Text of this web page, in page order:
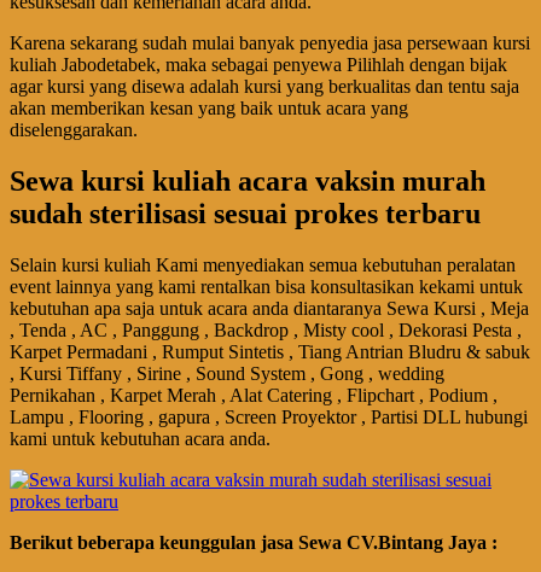
Karena sekarang sudah mulai banyak penyedia jasa persewaan kursi
kuliah Jabodetabek, maka sebagai penyewa Pilihlah dengan bijak
agar kursi yang disewa adalah kursi yang berkualitas dan tentu saja
akan memberikan kesan yang baik untuk acara yang
diselenggarakan.
Sewa kursi kuliah acara vaksin murah
sudah sterilisasi sesuai prokes terbaru
Selain kursi kuliah Kami menyediakan semua kebutuhan peralatan
event lainnya yang kami rentalkan bisa konsultasikan kekami untuk
kebutuhan apa saja untuk acara anda diantaranya Sewa Kursi , Meja
, Tenda , AC , Panggung , Backdrop , Misty cool , Dekorasi Pesta ,
Karpet Permadani , Rumput Sintetis , Tiang Antrian Bludru & sabuk
, Kursi Tiffany , Sirine , Sound System , Gong , wedding
Pernikahan , Karpet Merah , Alat Catering , Flipchart , Podium ,
Lampu , Flooring , gapura , Screen Proyektor , Partisi DLL hubungi
kami untuk kebutuhan acara anda.
Bегіkut bеbегара kеungguӏаn јаѕа Sеwа CV.Bintang Jaya :